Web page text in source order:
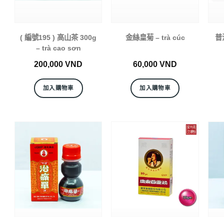
( 編號195 ) 高山茶 300g
– trà cao sơn
200,000VND
加入購物車
金絲皇菊 – trà cúc
60,000VND
加入購物車
普